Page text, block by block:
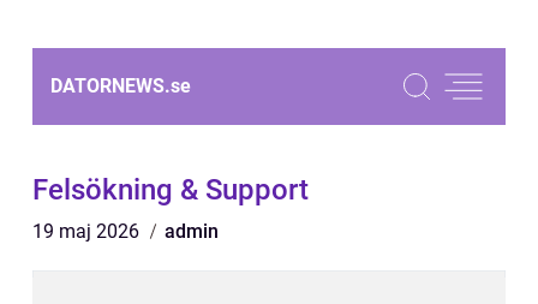
DATORNEWS.se
Felsökning & Support
19 maj 2026 admin